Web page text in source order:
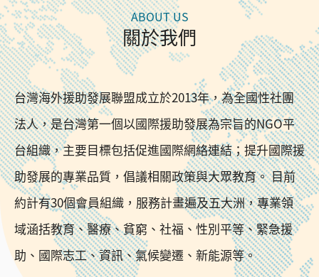
關於我們
台灣海外援助發展聯盟成立於2013年，為全國性社團
法人，是台灣第一個以國際援助發展為宗旨的NGO平
台組織，主要目標包括促進國際網絡連結；提升國際援
助發展的專業品質，倡議相關政策與大眾教育。 目前
約計有30個會員組織，服務計畫遍及五大洲，專業領
域涵括教育、醫療、貧窮、社福、性別平等、緊急援
助、國際志工、資訊、氣候變遷、新能源等。